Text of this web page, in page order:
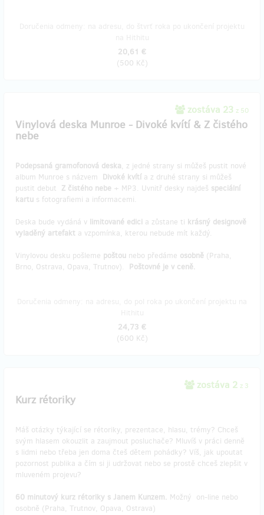
20,61 €
(500 Kč)
zostáva 23 z 50
Vinylová deska Munroe - Divoké kvítí & Z čistého
nebe
Podepsaná gramofonová deska, z jedné strany si můžeš pustit nové
album Munroe s názvem Divoké kvítí a z druhé strany si můžeš
pustit debut Z čistého nebe + MP3. Uvnitř desky najdeš speciální
kartu s fotografiemi a informacemi.
Deska bude vydáná v limitované edici a zůstane ti krásný designově
vyladěný artefakt a vzpomínka, kterou nebude mít každý.
Vinylovou desku pošleme poštou nebo předáme osobně (Praha,
Brno, Ostrava, Opava, Trutnov). Poštovné je v ceně.
24,73 €
(600 Kč)
zostáva 2 z 3
Kurz rétoriky
Máš otázky týkající se rétoriky, prezentace, hlasu, trémy? Chceš
svým hlasem okouzlit a zaujmout posluchače? Mluvíš v práci denně
s lidmi nebo třeba jen doma čteš dětem pohádky? Víš, jak upoutat
pozornost publika a čím si ji udržovat nebo se prostě chceš zlepšit v
mluveném projevu?
60 minutový kurz rétoriky s Janem Kunzem. Možný on-line nebo
osobně (Praha, Trutnov, Opava, Ostrava)